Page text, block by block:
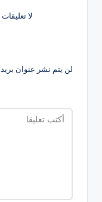
لا
لن يتم نشر عنوان